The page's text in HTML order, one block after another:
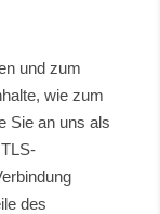
und zum
wie zum
Sie an uns als
des